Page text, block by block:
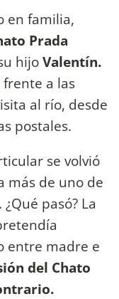
en familia,
Prada
hijoValentín.
a las
al río, desde
postales.
se volvió
más de uno de
pasó? La
entre madre e
del Chato